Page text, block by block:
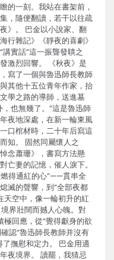
的一刻。我站在書架前，
，隨便翻讀，若干以往疏
》。 巴金以小說家、翻
行雜記》《靜夜的喜劇》
實話”這一振聾發聵之
激烈回響。 《秋夜》是
寫了一個與魯迅師長教師
其他十五位青年作家，抬
學之路的導師，送進墓
也無幾了。”這是魯迅師
夜地深處，在新一輪東風
口棺材時，二十年后寫這
知。 固然同屬懷人之
念蕭珊》，書寫方法懸
亡妻的記憶，催人淚下。
得通紅的心”——貫串全
滅的聲響，到“全部夜都
天空中，像一輪初升的紅
界壯闊而撼人心魄。對
極回應，從“覺得獻身的欲
認“魯迅師長教師并沒有
撫慰和定力。 巴金用適
夜境界。 讀罷，我猜忌